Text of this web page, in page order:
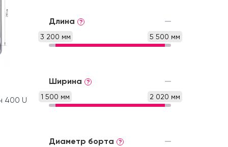
400 U
Длина ?
3 200 мм 5 500 мм
Ширина ?
1 500 мм 2 020 мм
Диаметр борта ?